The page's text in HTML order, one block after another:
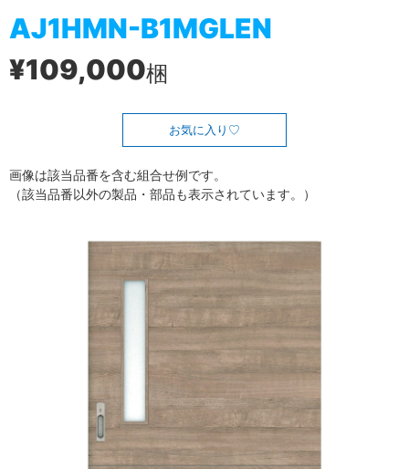
AJ1HMN-B1MGLEN
¥109,000梱
お気に入り
画像は該当品番を含む組合せ例です。
（該当品番以外の製品・部品も表示されています。）